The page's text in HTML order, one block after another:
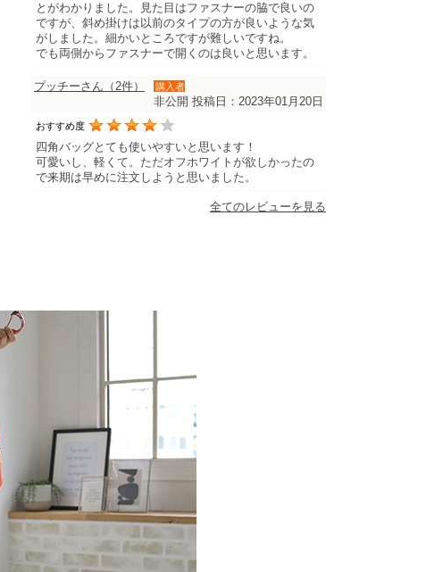
とがわかりました。見た目はファスナーの脇で良いの
ですが、斜め掛けは以前のタイプの方が良いような気
がしました。細かいところですが難しいですね。
でも両側からファスナーで開くのは良いと思います。
プッチーさん（2件） 購入者
非公開 投稿日：2023年01月20日
おすすめ度
四角バッグとても使いやすいと思います！
可愛いし、軽くて。ただオフホワイトが欲しかったの
で来期は早めに注文しようと思いました。
全てのレビューを見る